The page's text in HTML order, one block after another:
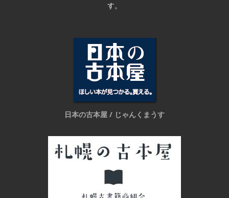
す。
日本の古本屋 / じゃんくまうす